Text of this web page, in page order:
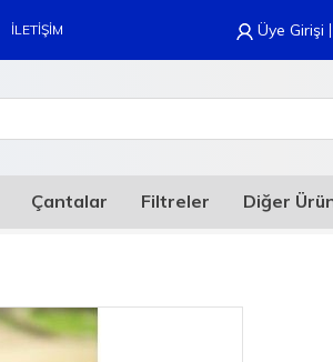
İLETİŞİM Üye Girişi |
Çantalar Filtreler Diğer